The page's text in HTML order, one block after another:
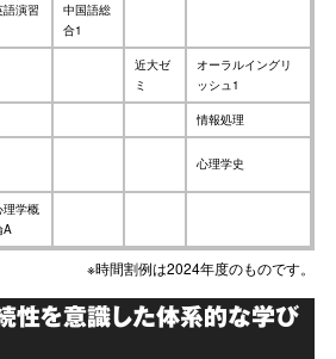
語演習
中国語総
合1
近大ゼ
ミ
オーラルイングリ
ッシュ1
情報処理
心理学史
理学概
A
※時間割例は2024年度のものです。
性を意識した体系的な学び